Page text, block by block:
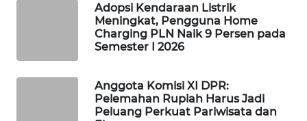
Adopsi Kendaraan Listrik
Meningkat, Pengguna Home
Charging PLN Naik 9 Persen pada
Semester I 2026
Anggota Komisi XI DPR:
Pelemahan Rupiah Harus Jadi
Peluang Perkuat Pariwisata dan
WAHANANEWS
NET